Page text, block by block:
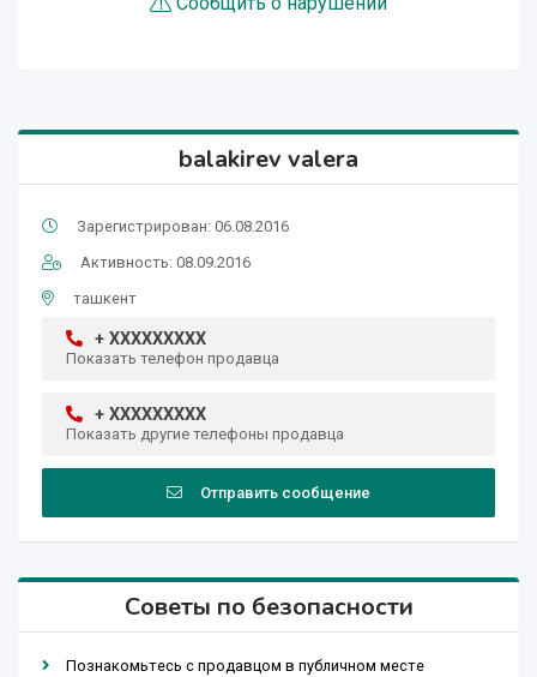
balakirev valera
Зарегистрирован: 06.08.2016
Активность: 08.09.2016
ташкент
+ XXXXXXXXX
Показать телефон продавца
+ XXXXXXXXX
Показать другие телефоны продавца
Отправить сообщение
Советы по безопасности
Познакомьтесь с продавцом в публичном месте